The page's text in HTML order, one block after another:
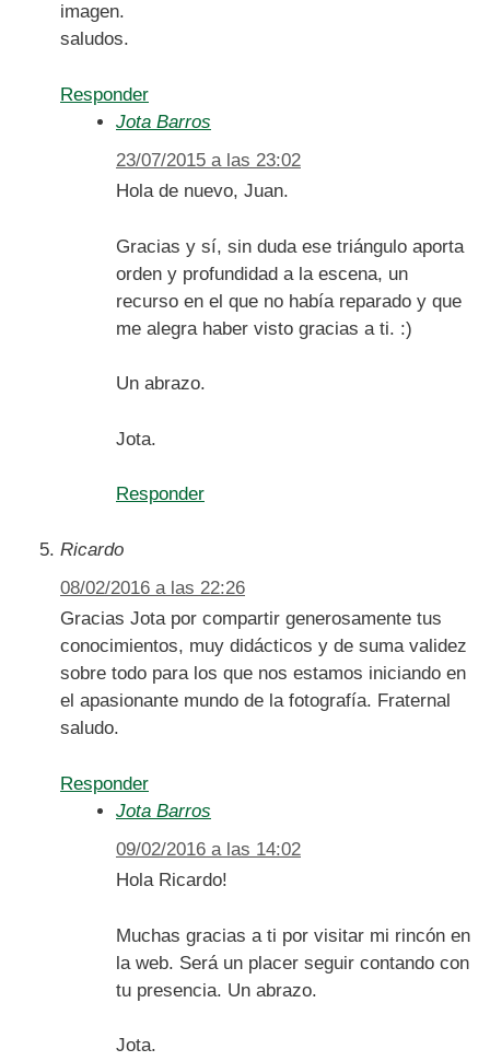
imagen.
saludos.
Responder
Jota Barros
23/07/2015 a las 23:02
Hola de nuevo, Juan.
Gracias y sí, sin duda ese triángulo aporta
orden y profundidad a la escena, un
recurso en el que no había reparado y que
me alegra haber visto gracias a ti. :)
Un abrazo.
Jota.
Responder
Ricardo
08/02/2016 a las 22:26
Gracias Jota por compartir generosamente tus
conocimientos, muy didácticos y de suma validez
sobre todo para los que nos estamos iniciando en
el apasionante mundo de la fotografía. Fraternal
saludo.
Responder
Jota Barros
09/02/2016 a las 14:02
Hola Ricardo!
Muchas gracias a ti por visitar mi rincón en
la web. Será un placer seguir contando con
tu presencia. Un abrazo.
Jota.